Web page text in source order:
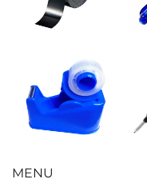
Cắt keo Xukiva
186 – Nhỏ
MENU